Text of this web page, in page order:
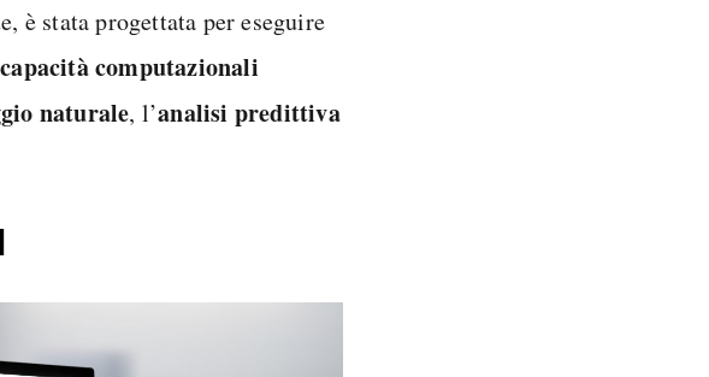
è stata progettata per eseguire
capacità computazionali
naturale, l’analisi predittiva